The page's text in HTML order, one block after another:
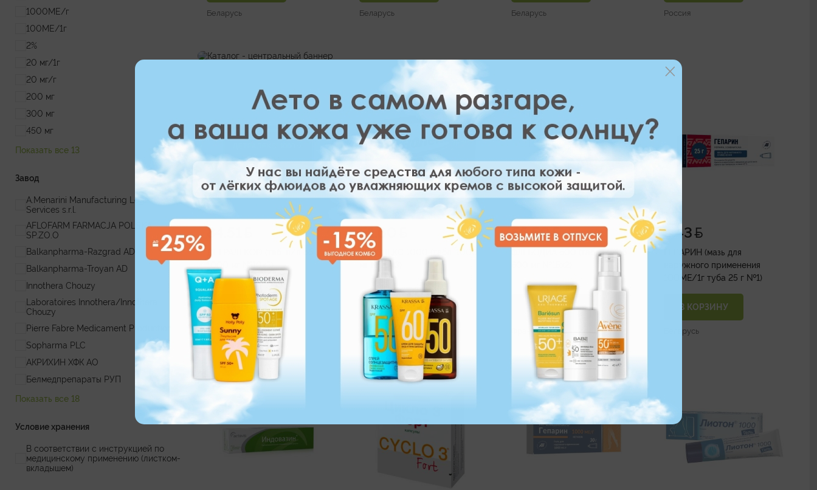
1000МЕ/г
100МЕ/1г
2%
20 мг/1г
20 мг/г
200 мг
300 мг
450 мг
Показать все 13
Завод
A.Menarini Manufacturing Logistics and
Services s.r.l.
AFLOFARM FARMACJA POLSKA
SP.ZO.O
Balkanpharma-Razgrad AD
Balkanpharma-Troyan AD
Innothera Chouzy
Laboratoires Innothera/Innothera
Chouzy
Pierre Fabre Medicament Production
Sopharma PLC
АКРИХИН ХФК АО
Белмедпрепараты РУП
Показать все 18
Условие хранения
В соответствии с инструкцией по
медицинскому применению (листком-
вкладышем)
Беларусь Беларусь Беларусь Россия
84.51
ДЕТРАЛЕКС® (таб. п/п об.
1000 мг №10х3)
В КОРЗИНУ
Россия
51.60
ВЕНОЛЕКС 1000 (табл. 1000
мг №10х3)
В КОРЗИНУ
Беларусь
55.50
ФЛЕБОДИА 600 (таб. п/п об.
В КОРЗИНУ
Франция
4.43
ГЕПАРИН (мазь для
наружного применения
100МЕ/1г туба 25 г №1)
В КОРЗИНУ
Беларусь